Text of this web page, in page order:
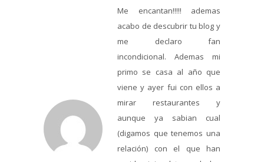
Me encantan!!!!! ademas
acabo de descubrir tu blog y
me declaro fan
incondicional. Ademas mi
primo se casa al año que
viene y ayer fui con ellos a
mirar restaurantes y
aunque ya sabian cual
(digamos que tenemos una
relación) con el que han